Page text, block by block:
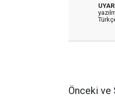
Önceki ve